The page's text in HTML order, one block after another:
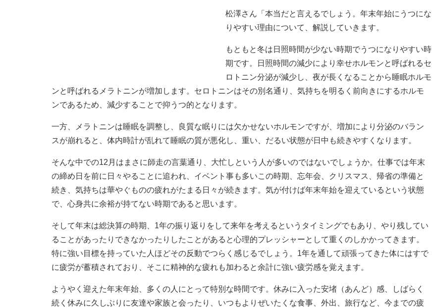
松澤さん「本当だと言えるでしょう。年末年始にうつにな
りやすい理由について、解説していきます。
もともと冬は日照時間が少ない時期でうつになりやすい時
期です。日照時間の減少により幸せホルモンと呼ばれるセ
ロトニン分泌が減少し、夜が長くなることから睡眠ホルモ
ンと呼ばれるメラトニンが増加します。セロトニンはその別名通り、気持ちを明るく前向きにするホルモ
ンであるため、減少することで抑うつ的となります。
一方、メラトニンは睡眠を調整し、良質な眠りには欠かせないホルモンですが、増加により分泌のバラン
スが崩れると、体内時計が乱れて睡眠の質が悪化し、重い、だるい状態が日中も続きやすくなります。
そんな中での12月はまさに師走の言葉通り、大忙しという人が多いのではないでしょうか。仕事では年末
の締め日を前に日々やることに追われ、イベント事も多いこの時期、忘年会、クリスマス、帰省の準備と
続き、気持ちは華やぐものの疲れがたまる日々が続きます。気が付けば年末年始を迎えているという状態
で、心身共に余裕が持てない時期であると思います。
そして年末は総決算の時期、1年の振り返りをして来年を考えるというタイミングでもあり、やり残してい
ることがあったりできなかったりしたことがあると心理的プレッシャーとして重くのしかかってきます。
特に強い目標を持っていた人ほどその反動でつらく感じるでしょう。1年を通して頑張ってきた体にはすで
に疲労が蓄積されており、そこに精神的な疲れも加わると余計に強い疲労感を覚えます。
ようやく迎えた年末年始、多くの人にとって特別な時間です。休みに入った安堵（あんど）感、しばらく
続く休みに久しぶりに友達や家族と会ったり、いつもよりぜいたくな食事、外出、旅行など、今までの疲